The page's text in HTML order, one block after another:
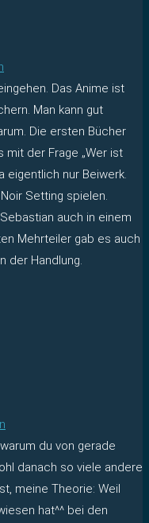
Das Anime ist
Man kann gut
Die ersten Bücher
mit der Frage „Wer ist
eigentlich nur Beiwerk.
Setting spielen.
auch in einem
Mehrteiler gab es auch
der Handlung.
du von gerade
danach so viele andere
meine Theorie: Weil
hat^^ bei den